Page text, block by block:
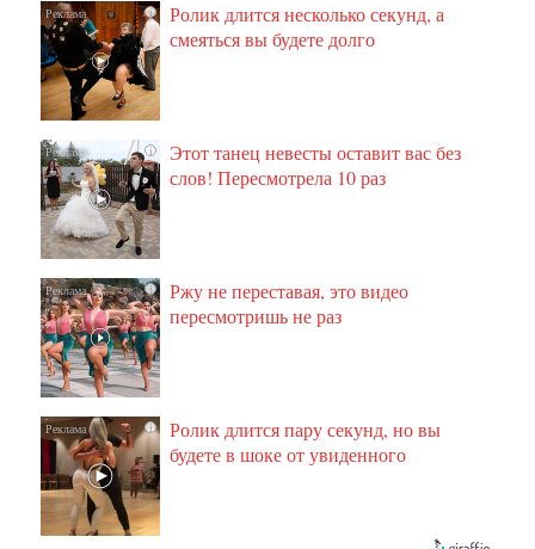
i
Ролик длится несколько секунд, а
смеяться вы будете долго
i
Этот танец невесты оставит вас без
слов! Пересмотрела 10 раз
i
Ржу не переставая, это видео
пересмотришь не раз
i
Ролик длится пару секунд, но вы
будете в шоке от увиденного